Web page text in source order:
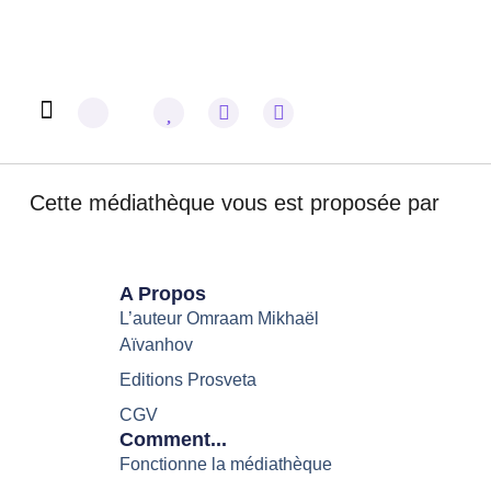
Cette médiathèque vous est proposée par
A Propos
L’auteur Omraam Mikhaël
Aïvanhov
Editions Prosveta
CGV
Comment...
Fonctionne la médiathèque